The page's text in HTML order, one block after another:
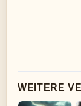
WEITERE